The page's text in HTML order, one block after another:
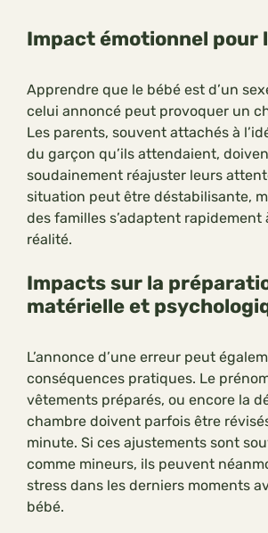
Impact émotionnel pour
Apprendre que le bébé est d’un
celui annoncé peut provoquer un
Les parents, souvent attachés à
du garçon qu’ils attendaient,
soudainement réajuster leurs
situation peut être déstabilisante,
des familles s’adaptent rapidement
réalité.
Impacts sur la
matérielle et
L’annonce d’une erreur peut
conséquences pratiques. Le
vêtements préparés, ou encore la
chambre doivent parfois être
minute. Si ces ajustements sont
comme mineurs, ils peuvent
stress dans les derniers moments
bébé.